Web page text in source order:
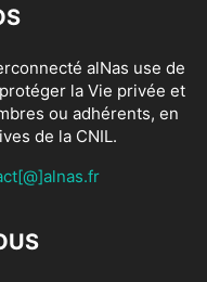
alNas use de
la Vie privée et
ou adhérents, en
de la CNIL.